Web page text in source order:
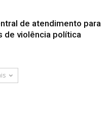
de atendimento para
de violência política